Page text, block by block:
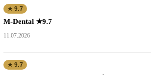
★ 9.7
M-Dental ★9.7
11.07.2026
★ 9.7